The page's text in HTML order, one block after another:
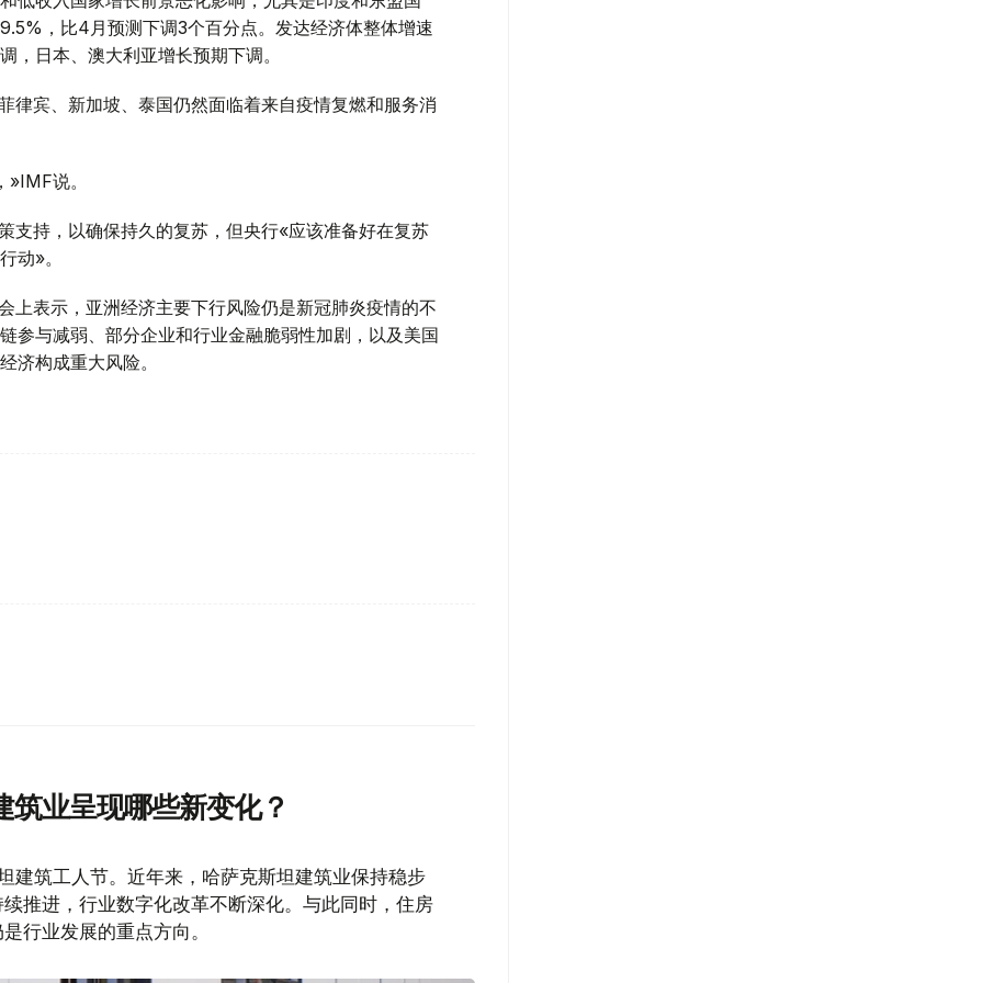
，比4月预测下调3个百分点。发达经济体整体增速
，日本、澳大利亚增长预期下调。
律宾、新加坡、泰国仍然面临着来自疫情复燃和服务消
说。
支持，以确保持久的复苏，但央行«应该准备好在复苏
动»。
上表示，亚洲经济主要下行风险仍是新冠肺炎疫情的不
参与减弱、部分企业和行业金融脆弱性加剧，以及美国
济构成重大风险。
业呈现哪些新变化？
建筑工人节。近年来，哈萨克斯坦建筑业保持稳步
推进，行业数字化改革不断深化。与此同时，住房
行业发展的重点方向。